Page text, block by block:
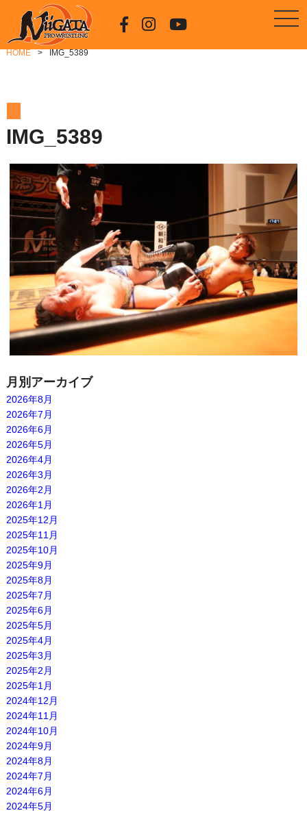
HOME IMG_5389
IMG_5389
月別アーカイブ
2026年8月
2026年7月
2026年6月
2026年5月
2026年4月
2026年3月
2026年2月
2026年1月
2025年12月
2025年11月
2025年10月
2025年9月
2025年8月
2025年7月
2025年6月
2025年5月
2025年4月
2025年3月
2025年2月
2025年1月
2024年12月
2024年11月
2024年10月
2024年9月
2024年8月
2024年7月
2024年6月
2024年5月